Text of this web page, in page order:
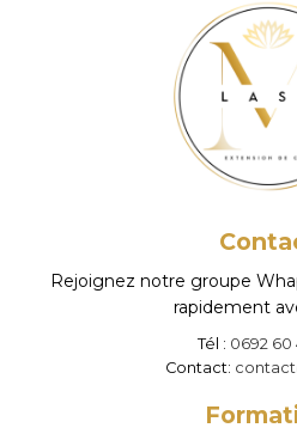
Rejoignez notre groupe
rapidement
Tél : 0692 60
Contact: